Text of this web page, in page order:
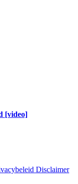
[video]
Disclaimer